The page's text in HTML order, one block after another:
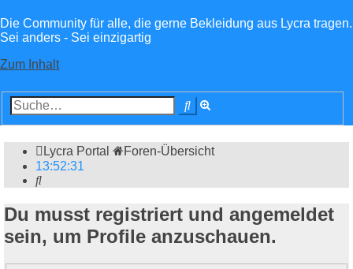
Die Community für alle, die gerne Bekleidung aus Lycra tragen.
Sei anders - Sei einzigartig
Zum Inhalt
Suche
Lycra Portal
Foren-Übersicht
13:52:31
Suche
Du musst registriert und angemeldet
sein, um Profile anzuschauen.